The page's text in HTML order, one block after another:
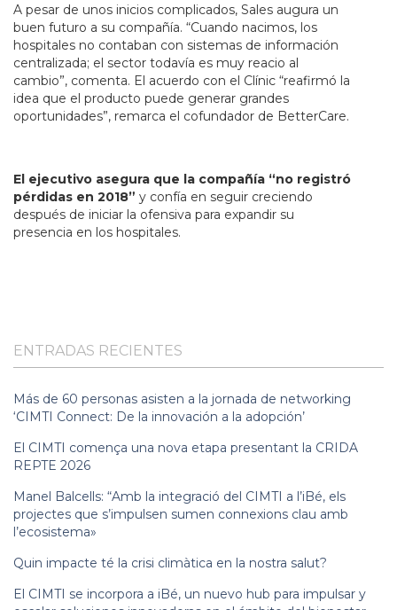
A pesar de unos inicios complicados, Sales augura un
buen futuro a su compañía. “Cuando nacimos, los
hospitales no contaban con sistemas de información
centralizada; el sector todavía es muy reacio al
cambio”, comenta. El acuerdo con el Clínic “reafirmó la
idea que el producto puede generar grandes
oportunidades”, remarca el cofundador de BetterCare.
El ejecutivo asegura que la compañía “no registró
pérdidas en 2018” y confía en seguir creciendo
después de iniciar la ofensiva para expandir su
presencia en los hospitales.
ENTRADAS RECIENTES
Más de 60 personas asisten a la jornada de networking
‘CIMTI Connect: De la innovación a la adopción’
El CIMTI comença una nova etapa presentant la CRIDA
REPTE 2026
Manel Balcells: “Amb la integració del CIMTI a l’iBé, els
projectes que s’impulsen sumen connexions clau amb
l’ecosistema»
Quin impacte té la crisi climàtica en la nostra salut?
El CIMTI se incorpora a iBé, un nuevo hub para impulsar y